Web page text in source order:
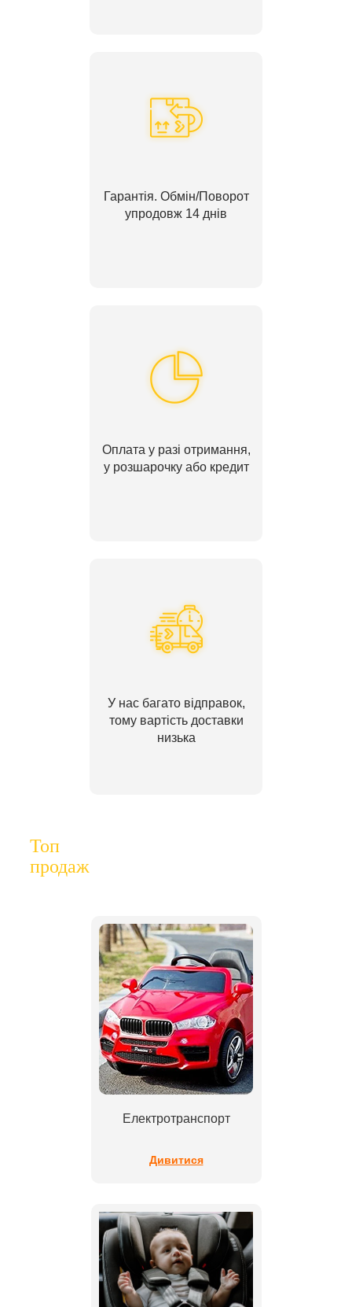
Гарантія. Обмін/Поворот
упродовж 14 днів
Оплата у разі отримання,
у розшарочку або кредит
У нас багато відправок,
тому вартість доставки
низька
Топ
продаж
Електротранспорт
Дивитися